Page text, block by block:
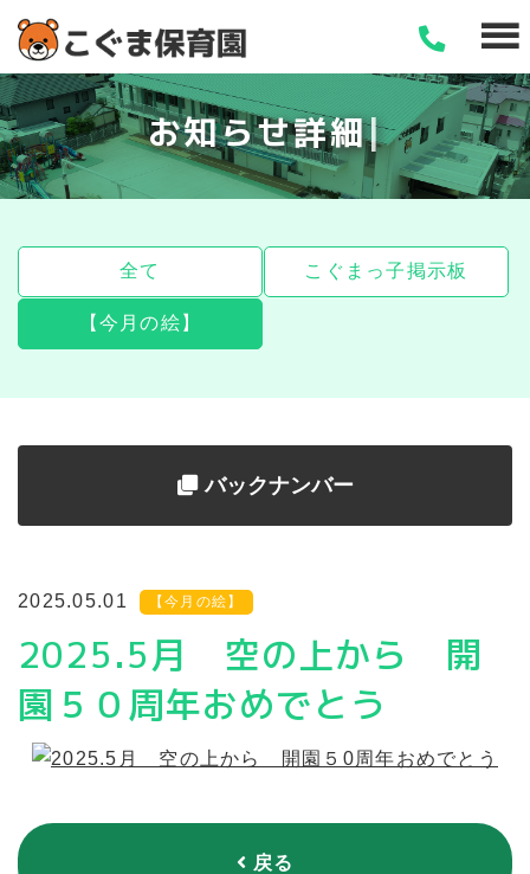
お知らせ詳細
全て こぐまっ子掲示板
【今月の絵】
バックナンバー
2025.05.01 【今月の絵】
2025.5月 空の上から 開
園５０周年おめでとう
戻る